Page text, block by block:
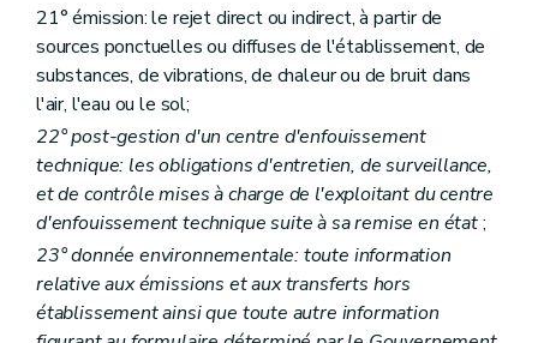
21° émission: le rejet direct ou indirect, à partir de
sources ponctuelles ou diffuses de l'établissement, de
substances, de vibrations, de chaleur ou de bruit dans
l'air, l'eau ou le sol;
22° post-gestion d'un centre d'enfouissement
technique: les obligations d'entretien, de surveillance,
et de contrôle mises à charge de l'exploitant du centre
d'enfouissement technique suite à sa remise en état;
23° donnée environnementale: toute information
relative aux émissions et aux transferts hors
établissement ainsi que toute autre information